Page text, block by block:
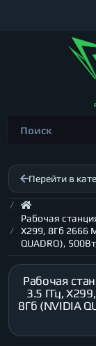
Перейти в
Рабочая
X299, 8Гб 2666
QUADRO),
Рабочая
3.5 ГГц,
8Гб (NVIDIA